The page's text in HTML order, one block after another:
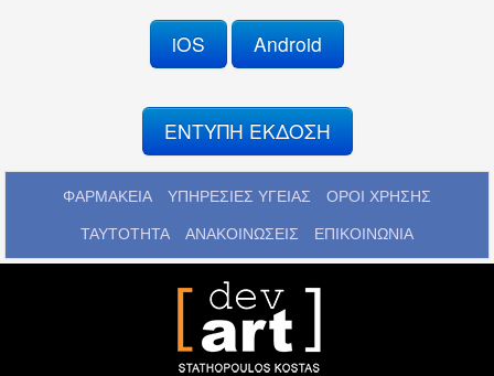
iOS Android
ΕΝΤΥΠΗ ΕΚΔΟΣΗ
ΦΑΡΜΑΚΕΙΑ ΥΠΗΡΕΣΙΕΣ ΥΓΕΙΑΣ ΟΡΟΙ ΧΡΗΣΗΣ
ΤΑΥΤΟΤΗΤΑ ΑΝΑΚΟΙΝΩΣΕΙΣ ΕΠΙΚΟΙΝΩΝΙΑ